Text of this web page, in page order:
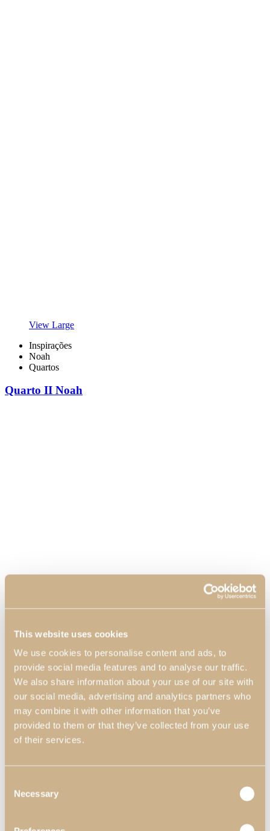
This website uses cookies
We use cookies to personalise content and ads, to
provide social media features and to analyse our traffic.
We also share information about your use of our site with
our social media, advertising and analytics partners who
may combine it with other information that you’ve
provided to them or that they’ve collected from your use
of their services.
Selection
Necessary
View Large
Inspirações
Noah
Quartos
Quarto II Noah